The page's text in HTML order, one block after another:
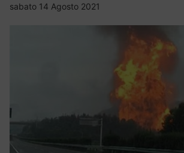
sabato 14 Agosto 2021